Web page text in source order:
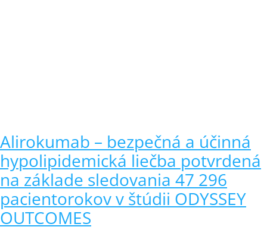
Alirokumab – bezpečná a účinná
hypolipidemická liečba potvrdená
na základe sledovania 47 296
pacientorokov v štúdii ODYSSEY
OUTCOMES